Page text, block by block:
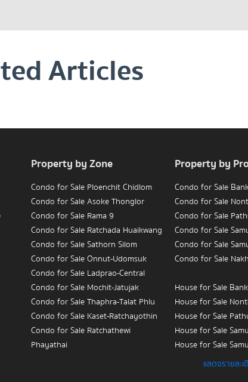
Articles
Property by Zone
Condo for Sale Ploenchit Chidlom
Condo for Sale Asoke Thonglor
Condo for Sale Rama 9
Condo for Sale Ratchada Huaikwang
Condo for Sale Sathorn Silom
Condo for Sale Onnut-Udomsuk
Condo for Sale Ladprao-Central
Condo for Sale Mochit-Jatujak
Condo for Sale Thaphra-Talat Phlu
Condo for Sale Kaset-Ratchayothin
Condo for Sale Ratchathewi
Phayathai
Property by
Condo for Sale
Condo for Sale
Condo for Sale
Condo for Sale
Condo for Sale
Condo for Sale
House for Sale
House for Sale
House for Sale
House for Sale
House for Sale
House for Sale
แสดงรายละ